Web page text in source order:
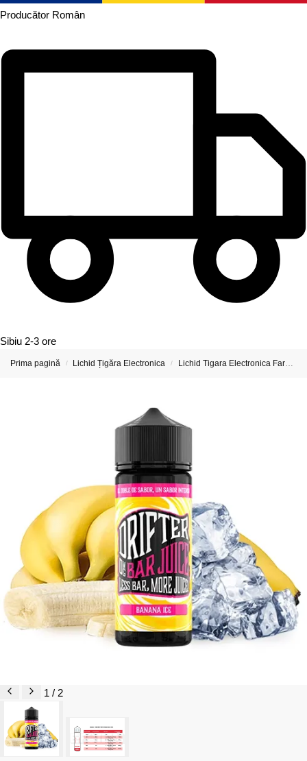
Producător Român
Sibiu 2-3 ore
Prima pagină / Lichid Țigăra Electronica / Lichid Tigara Electronica Fara Nicotina
1 / 2